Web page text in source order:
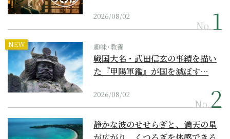
2026/08/02
No.
NEW 趣味･教養
戦国大名・武田信玄の事績を描い
た『甲陽軍鑑』が国を滅ぼす…
2026/08/02
No.
静かな波のせせらぎと、満天の星